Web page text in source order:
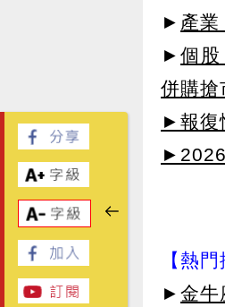
► 產
► 個股
併購搶
►報復
►2026
【熱
► 金牛